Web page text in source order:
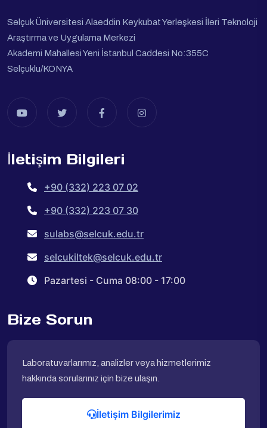
Selçuk Üniversitesi Alaeddin Keykubat Yerleşkesi İleri Teknoloji
Araştırma ve Uygulama Merkezi
Akademi Mahallesi Yeni İstanbul Caddesi No:355C
Selçuklu/KONYA
İletişim Bilgileri
+90 (332) 223 07 02
+90 (332) 223 07 30
sulabs@selcuk.edu.tr
selcukiltek@selcuk.edu.tr
Pazartesi - Cuma 08:00 - 17:00
Bize Sorun
Laboratuvarlarımız, analizler veya hizmetlerimiz
hakkında sorularınız için bize ulaşın.
İletişim Bilgilerimiz